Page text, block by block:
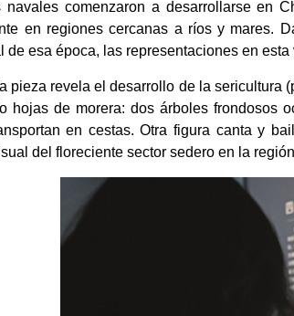
navales comenzaron a desarrollarse en
en regiones cercanas a ríos y mares.
de esa época, las representaciones en
pieza revela el desarrollo de la sericultura
hojas de morera: dos árboles frondosos
en cestas. Otra figura canta y
del floreciente sector sedero en la